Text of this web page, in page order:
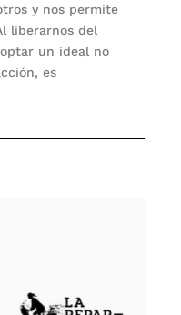
y nos permite
liberarnos del
un ideal no
es